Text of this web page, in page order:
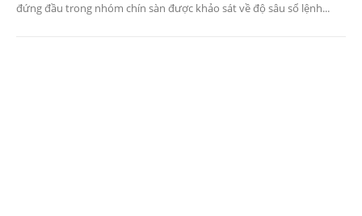
đứng đầu trong nhóm chín sàn được khảo sát về độ sâu sổ lệnh...